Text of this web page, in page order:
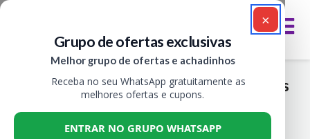
×
Grupo de ofertas exclusivas
Melhor grupo de ofertas e achadinhos
Receba no seu WhatsApp gratuitamente as
melhores ofertas e cupons.
ENTRAR NO GRUPO WHATSAPP
Yoga Online: Leggings, Roupas UV e Cintas
Todos 1